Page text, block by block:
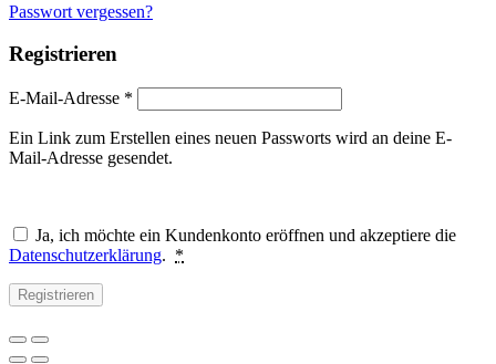
Passwort vergessen?
Registrieren
E-Mail-Adresse *
Ein Link zum Erstellen eines neuen Passworts wird an deine E-
Mail-Adresse gesendet.
Ja, ich möchte ein Kundenkonto eröffnen und akzeptiere die
Datenschutzerklärung. *
Registrieren